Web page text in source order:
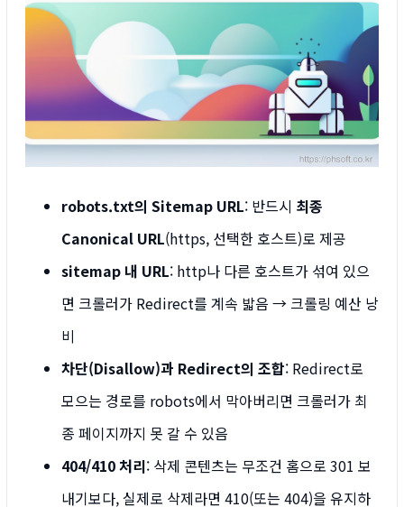
robots.txt의 Sitemap URL: 반드시 최종
Canonical URL(https, 선택한 호스트)로 제공
sitemap 내 URL: http나 다른 호스트가 섞여 있으
면 크롤러가 Redirect를 계속 밟음 → 크롤링 예산 낭
비
차단(Disallow)과 Redirect의 조합: Redirect로
모으는 경로를 robots에서 막아버리면 크롤러가 최
종 페이지까지 못 갈 수 있음
404/410 처리: 삭제 콘텐츠는 무조건 홈으로 301 보
내기보다, 실제로 삭제라면 410(또는 404)을 유지하